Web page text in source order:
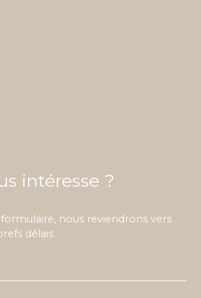
intéresse ?
nous reviendrons vers
délais.